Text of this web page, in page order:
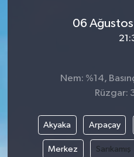
06
Nem: %14,
Rüzgar:
Akyaka Arpaçay
Merkez Sarıkamış
Yaşam
Yurttan